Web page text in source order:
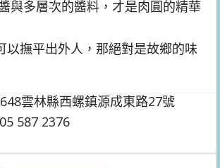
與多層次的醬料，才是肉圓的精華
以撫平出外人，那絕對是故鄉的味
648雲林縣西螺鎮源成東路27號
05 587 2376